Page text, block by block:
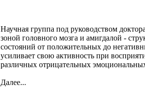
Научная группа под руководством
зоной головного мозга и амигдалой -
состояний от положительных до
усиливает свою активность при
различных отрицательных
Далее...